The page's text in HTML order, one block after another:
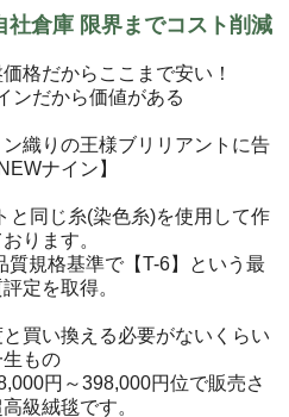
倉庫 限界までコスト削減
格だからここまで安い！
ンだから価値がある
織りの王様ブリリアントに告
ナイン】
と同じ糸(染色糸)を使用して作
ります。
質規格基準で【T-6】という最
定を取得。
買い換える必要がないくらい
生もの
円～398,000円位で販売さ
級絨毯です。